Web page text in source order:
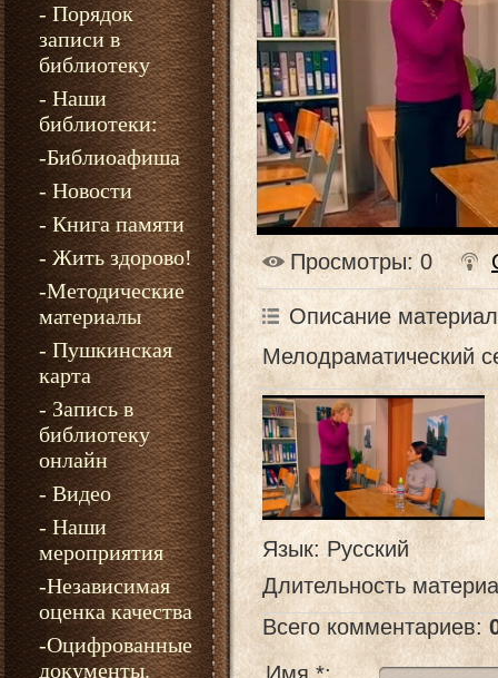
- Порядок
записи в
библиотеку
- Наши
библиотеки:
-Библиоафиша
- Новости
- Книга памяти
- Жить здорово!
-Методические
материалы
- Пушкинская
карта
- Запись в
библиотеку
онлайн
- Видео
- Наши
мероприятия
-Независимая
оценка качества
-Оцифрованные
документы.
Просмотры: 0
Описание
Мелодраматический
Язык: Русский
Длительность
Всего комментариев: